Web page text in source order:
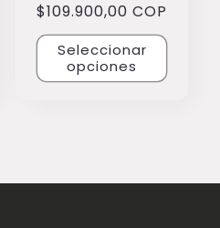
Precio
habitual
$109.900,00 COP
Seleccionar
opciones